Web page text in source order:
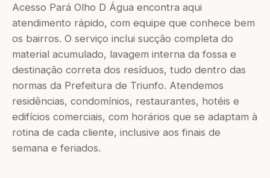
Acesso Pará Olho D Água encontra aqui
atendimento rápido, com equipe que conhece bem
os bairros. O serviço inclui sucção completa do
material acumulado, lavagem interna da fossa e
destinação correta dos resíduos, tudo dentro das
normas da Prefeitura de Triunfo. Atendemos
residências, condomínios, restaurantes, hotéis e
edifícios comerciais, com horários que se adaptam à
rotina de cada cliente, inclusive aos finais de
semana e feriados.